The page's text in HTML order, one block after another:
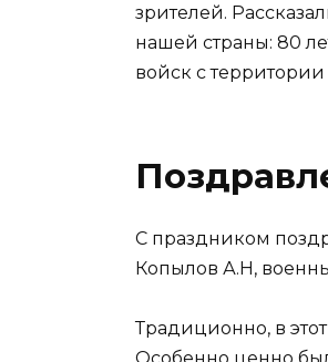
зрителей.
нашей страны: 80
войск с
С праздником
Копылов А.Н,
Традиционно, в